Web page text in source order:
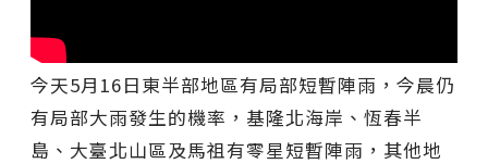
今天5月16日東半部地區有局部短暫陣雨，今晨仍
有局部大雨發生的機率，基隆北海岸、恆春半
島、大臺北山區及馬祖有零星短暫陣雨，其他地